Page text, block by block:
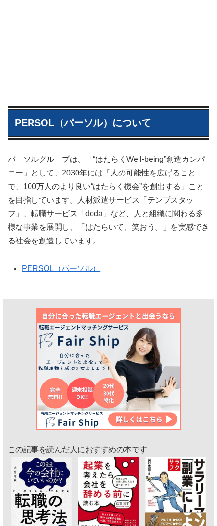
PERSOL（パーソル）について
パーソルグループは、「“はたらくWell-being”創造カンパ
ニー」として、2030年には「人の可能性を広げること
で、100万人のより良い“はたらく機会”を創出する」こと
を目指しています。人材派遣サービス「テンプスタッ
フ」、転職サービス「doda」など、人と組織に関わる多
様な事業を展開し、「はたらいて、笑おう。」を実感でき
る社会を創造しています。
PERSOL（パーソル）
この記事を読んだ人におすすめの本です